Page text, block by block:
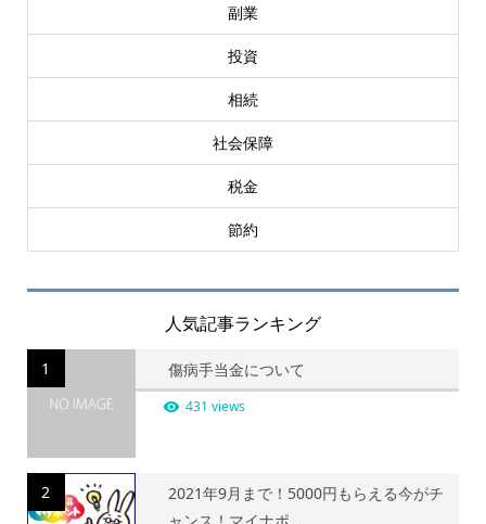
副業
投資
相続
社会保障
税金
節約
人気記事ランキング
1 傷病手当金について
431 views
2
2021年9月まで！5000円もらえる今がチ